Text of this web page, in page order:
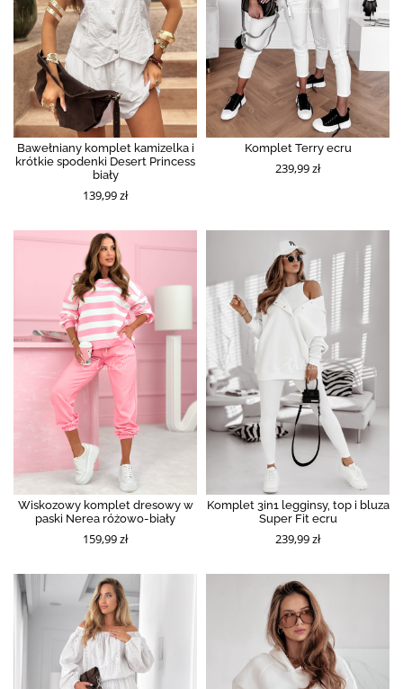
Bawełniany komplet kamizelka i
krótkie spodenki Desert Princess
biały
139,99 zł
Komplet Terry ecru
239,99 zł
Wiskozowy komplet dresowy w
paski Nerea różowo-biały
159,99 zł
Komplet 3in1 legginsy, top i bluza
Super Fit ecru
239,99 zł